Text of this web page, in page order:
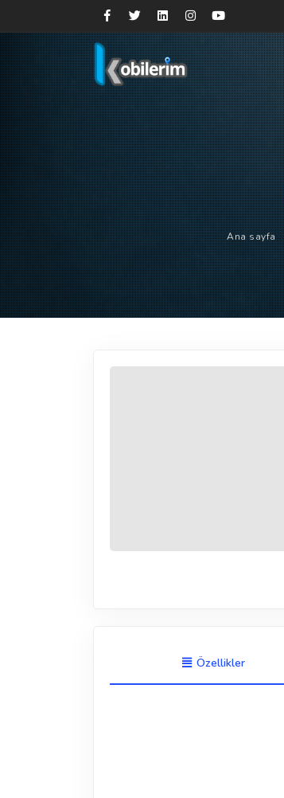
Ana sayfa
Özellikler